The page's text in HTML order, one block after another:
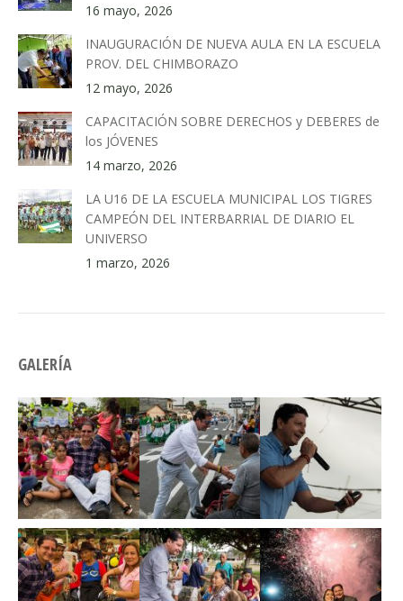
16 mayo, 2026
INAUGURACIÓN DE NUEVA AULA EN LA ESCUELA
PROV. DEL CHIMBORAZO
12 mayo, 2026
CAPACITACIÓN SOBRE DERECHOS y DEBERES de
los JÓVENES
14 marzo, 2026
LA U16 DE LA ESCUELA MUNICIPAL LOS TIGRES
CAMPEÓN DEL INTERBARRIAL DE DIARIO EL
UNIVERSO
1 marzo, 2026
GALERÍA